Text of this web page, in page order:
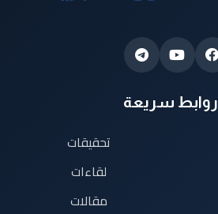
روابط سريعة
تحقيقات
لقاءات
مقالات